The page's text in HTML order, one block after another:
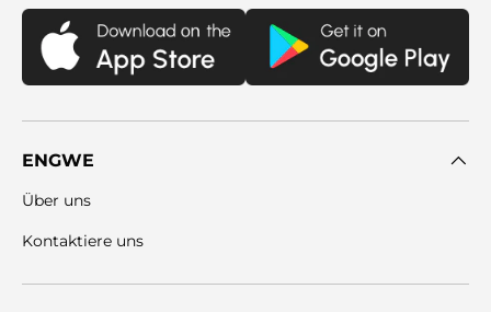
ENGWE
Über uns
Kontaktiere uns